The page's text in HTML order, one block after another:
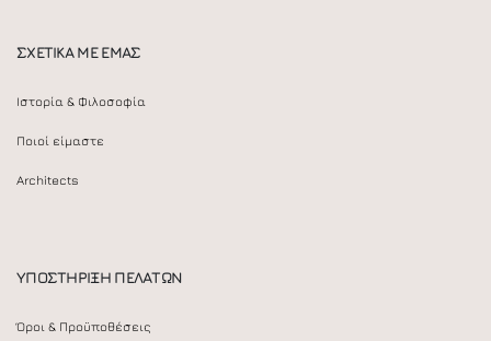
ΣΧΕΤΙΚΑ ΜΕ ΕΜΑΣ
Ιστορία & Φιλοσοφία
Ποιοί είμαστε
Architects
ΥΠΟΣΤΗΡΙΞΗ ΠΕΛΑΤΩΝ
Όροι & Προϋποθέσεις